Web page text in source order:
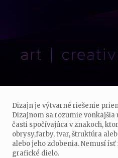
Dizajn je výtvarné riešenie
Dizajnom sa rozumie vonkajšia
časti spočívajúca v znakoch,
obrysy,farby, tvar, štruktúra
alebo jeho zdobenia. Nemusí
grafické dielo.